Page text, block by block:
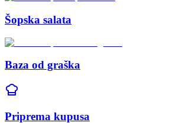
Šopska salata
Baza od graška
Priprema kupusa